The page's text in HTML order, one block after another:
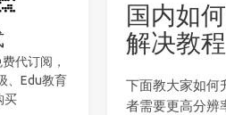
国内如
解决教
下面教大家如何
者需要更高分辨
代订阅，
、Edu教育
买